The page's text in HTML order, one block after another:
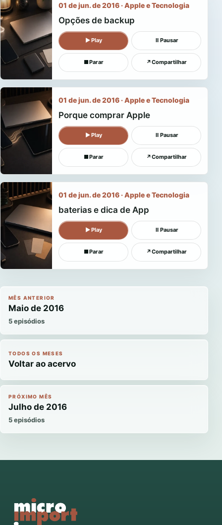
01 de jun. de 2016 · Apple e Tecnologia
Opções de backup
▶Play Ⅱ Pausar
■Parar ↗Compartilhar
01 de jun. de 2016 · Apple e Tecnologia
Porque comprar Apple
▶Play Ⅱ Pausar
■Parar ↗Compartilhar
01 de jun. de 2016 · Apple e Tecnologia
baterias e dica de App
▶Play Ⅱ Pausar
■Parar ↗Compartilhar
MÊS ANTERIOR
Maio de 2016
5 episódios
TODOS OS MESES
Voltar ao acervo
PRÓXIMO MÊS
Julho de 2016
5 episódios